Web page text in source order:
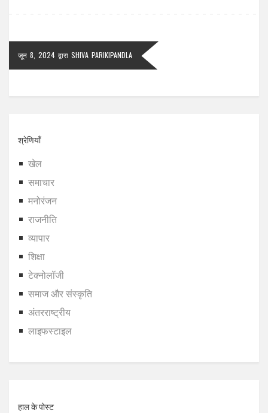
जून 8, 2024 द्वारा SHIVA PARIKIPANDLA
श्रेणियाँ
खेल
समाचार
मनोरंजन
राजनीति
व्यापार
शिक्षा
टेक्नोलॉजी
समाज और संस्कृति
अंतरराष्ट्रीय
लाइफस्टाइल
हाल के पोस्ट